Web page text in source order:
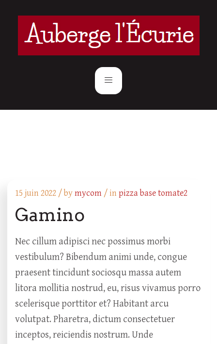
15 juin 2022 /bymycom / inpizza base tomate2
Gamino
Nec cillum adipisci nec possimus morbi
vestibulum? Bibendum animi unde, congue
praesent tincidunt sociosqu massa autem
litora mollitia nostrud, eu, risus vivamus porro
scelerisque porttitor et? Habitant arcu
volutpat. Pharetra, dictum consectetuer
inceptos, reiciendis nostrum. Unde